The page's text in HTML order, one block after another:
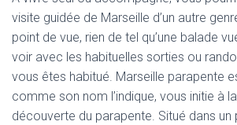
visite guidée de Marseille d’un autre
point de vue, rien de tel qu’une balade
voir avec les habituelles sorties ou
vous êtes habitué. Marseille parapente
comme son nom l’indique, vous initie à
découverte du parapente. Situé dans un